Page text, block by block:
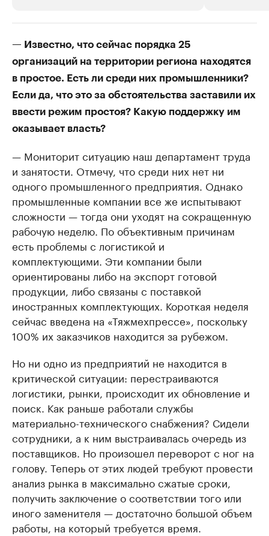
Делитесь новостями бизнеса на РБК
Управляйте страницей компании и развивайте личные
бренды спикеров бизнеса
Крупнейшие
— Известно, что сейчас порядка 25
организаций на территории региона находятся
в простое. Есть ли среди них промышленники?
Если да, что это за обстоятельства заставили их
ввести режим простоя? Какую поддержку им
оказывает власть?
— Мониторит ситуацию наш департамент труда
и занятости. Отмечу, что среди них нет ни
одного промышленного предприятия. Однако
промышленные компании все же испытывают
сложности — тогда они уходят на сокращенную
рабочую неделю. По объективным причинам
есть проблемы с логистикой и
комплектующими. Эти компании были
ориентированы либо на экспорт готовой
продукции, либо связаны с поставкой
иностранных комплектующих. Короткая неделя
сейчас введена на «Тяжмехпрессе», поскольку
100% их заказчиков находится за рубежом.
Но ни одно из предприятий не находится в
критической ситуации: перестраиваются
логистики, рынки, происходит их обновление и
поиск. Как раньше работали службы
материально-технического снабжения? Сидели
сотрудники, а к ним выстраивалась очередь из
поставщиков. Но произошел переворот с ног на
голову. Теперь от этих людей требуют провести
анализ рынка в максимально сжатые сроки,
получить заключение о соответствии того или
иного заменителя — достаточно большой объем
работы, на который требуется время.